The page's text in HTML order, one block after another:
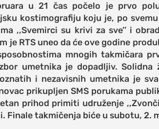
muzika
putovanja
moda i stil
studenti
organizacije
konkursi
u 21 čas počelo je prvo
kostimografiju koju je, po
,,Svemirci su krivi za sve’’ i
je RTS uneo da će ove godine
mnogih takmičara
umetnika je dopadljiv. Solidna
i nezavisnih umetnika je
prikupljen SMS porukama
prihod primiti udruženje
Finale takmičenja biće u subotu, 2.